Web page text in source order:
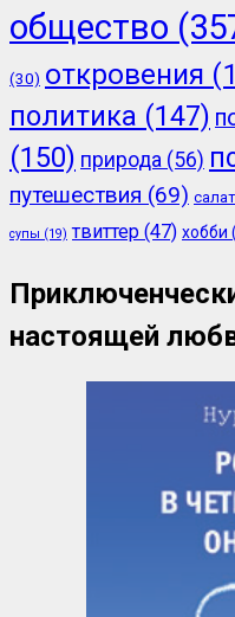
общество
(30) откровения
политика (147)
(150) природа (56)
путешествия (69)
супы (19) твиттер (47) хобби
настоящей